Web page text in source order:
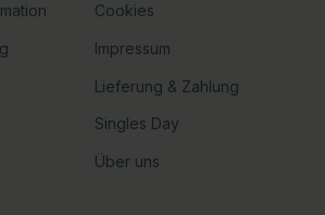
Cookies
Impressum
Lieferung & Zahlung
Singles Day
Über uns